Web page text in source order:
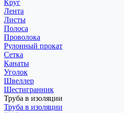
Круг
Лента
Листы
Полоса
Проволока
Рулонный прокат
Сетка
Канаты
Уголок
Швеллер
Шестигранник
Труба в изоляции
Труба в изоляции